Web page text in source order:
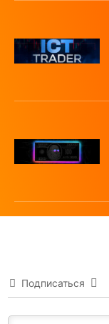
Подписаться